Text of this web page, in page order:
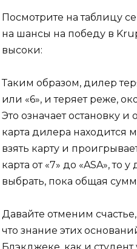
Посмотрите на таблицу
на шансы на победу в
высоки:
Таким образом, дилер
или «6», и теряет реже,
Это означает остановку
карта дилера находится
взять карту и
карта от «7» до «ASA»,
выбрать, пока общая
Давайте отменим
что знание этих